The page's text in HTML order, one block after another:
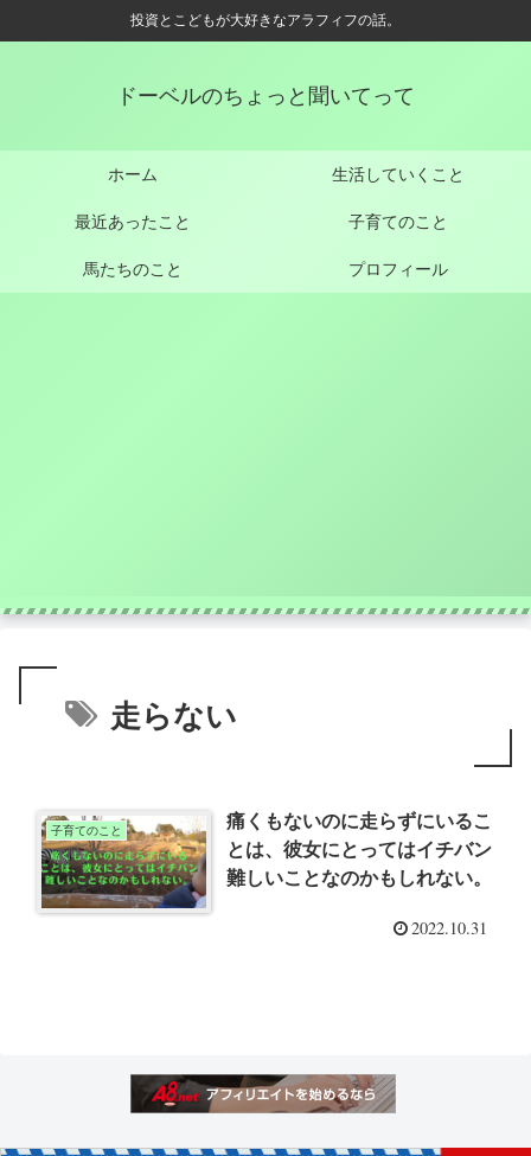
投資とこどもが大好きなアラフィフの話。
ドーベルのちょっと聞いてって
ホーム 生活していくこと
最近あったこと 子育てのこと
馬たちのこと プロフィール
走らない
子育てのこと
痛くもないのに走らずにいるこ
とは、彼女にとってはイチバン
難しいことなのかもしれない。
2022.10.31